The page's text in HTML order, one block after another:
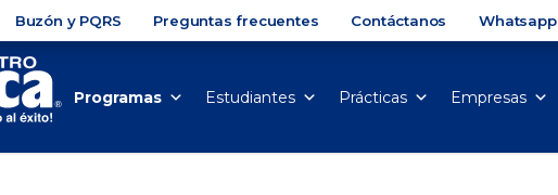
Buzón y PQRS Preguntas frecuentes Contáctanos Whatsapp
Programas Estudiantes Prácticas Empresas